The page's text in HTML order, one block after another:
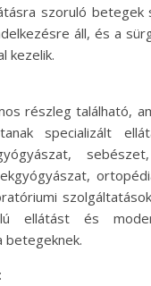
szoruló betegek
áll, és a
kezelik.
részleg található,
specializált
sebészet,
ellátást és
betegeknek.